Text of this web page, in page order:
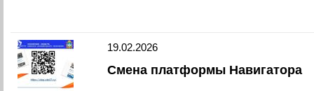
19.02.2026
Смена платформы Навигатора